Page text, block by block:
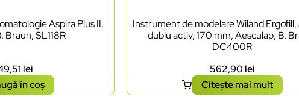
Aspira Plus II,
Braun, SL118R
lei
în coș
Instrument de modelare Wiland Ergofill,
dublu activ, 170 mm, Aesculap, B.
DC400R
562,90 lei
Citește mai mult